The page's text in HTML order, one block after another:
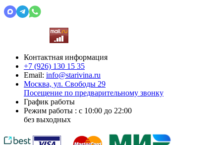
Контактная информация
+7 (926) 130 15 35
Email: info@starivina.ru
Москва, ул. Свободы 29
Посещение по предварительному звонку
График работы
Режим работы : с 10:00 до 22:00
без выходных